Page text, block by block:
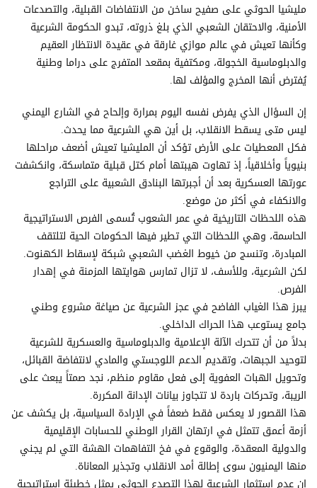
مليشيا الحوثي على صفيح ساخن من الانتفاضات القبلية، والتصدعات
الأمنية، والاحتقان الشعبي الذي بلغ ذروته، تبدو الحكومة الشرعية
وكأنها تعيش في عالم موازي غارقة في عقيدة الانتظار العقيم
والدبلوماسية الخجولة، ومكتفية بمقعد المتفرج على دراما وطنية
يُفترض أنها المخرج والمؤلف لها.
إن السؤال الذي يفرض نفسه اليوم بمرارة وإلحاح في الشارع اليمني
ليس متى يسقط الانقلاب، بل أين هي الشرعية مما يحدث.
فكل المعطيات على الأرض تؤكد أن المليشيا تعيش أضعف مراحلها
بنيوياً وأخلاقياً، إذ تهاوت هيبتها أمام كتل قبلية متماسكة، وانكشفت
عورتها العسكرية بعد أن أجبرتها البنادق الشعبية على التراجع
والانكفاء في أكثر من موضع.
هذه اللحظات التاريخية في عمر الشعوب تُسمى الفرص الاستراتيجية
الحاسمة، وهي اللحظات التي تطير فيها الحكومات الحية لتلتقف
المبادرة، وتنسج من خيوط الغضب الشعبي شبكة لإسقاط الكهنوت.
لكن الشرعية، وللأسف، لا تزال تمارس هوايتها المزمنة في إهدار
الفرص.
يبرز هذا الغياب الفاضح في عجز الشرعية عن صياغة مشروع وطني
جامع يستوعب هذا الحراك الداخلي.
بدلاً من أن تتحرك الآلة الإعلامية والدبلوماسية والعسكرية للشرعية
لتوحيد الجبهات، وتقديم الدعم اللوجستي والمادي لانتفاضة القبائل،
وتحويل الهبات العفوية إلى فعل مقاوم منظم، نجد صمتاً يبعث على
الريبة، وتحركات باردة لا تتجاوز بيانات الإدانة المكررة.
هذا القصور لا يعكس فقط ضعفاً في الإرادة السياسية، بل يكشف عن
أزمة أعمق تتمثل في ارتهان القرار الوطني للحسابات الإقليمية
والدولية المعقدة، والوقوع في فخ التفاهمات الهشة التي لم يجني
منها اليمنيون سوى إطالة أمد الانقلاب وتجذير المعاناة.
إن عدم استثمار الشرعية لهذا التصدع الحوثي يمثل خطيئة استراتيجية